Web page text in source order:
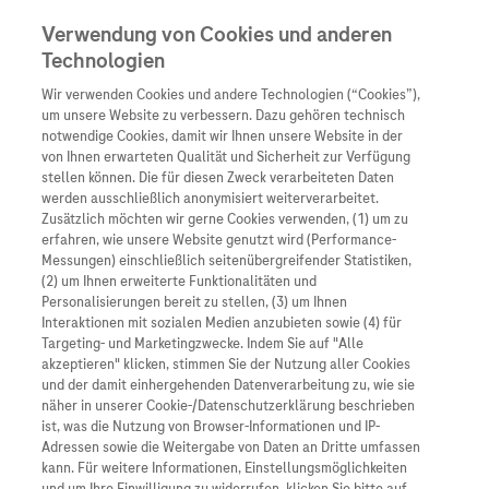
Unternehmen
Übersicht
Wer wir sind
Was uns antreibt
Unsere Standorte
Roche Stories
Events
Innovation
Übersicht
Forschung
Personalisierte
Digitalisierung
Blog Zukunftslabor
Übersicht
Unser Service für
Informationen zu
Diagnostik ist
Klinische Studien
Arzneimittel
Übersicht
Arzneimittel A-Z
Roche Pipeline
Roche Fachportal
Diagnostik
Kontakt
Presse
Karriere
Roche-Konzern investiert 75 Millionen Euro in
neuen Campus am Standort Ludwigsburg. Rund
500 Mitarbeiter:innen entwickeln und
Verwendung von Cookies und anderen
Technologien
Wir verwenden Cookies und andere Technologien (“Cookies”),
um unsere Website zu verbessern. Dazu gehören technisch
notwendige Cookies, damit wir Ihnen unsere Website in der
von Ihnen erwarteten Qualität und Sicherheit zur Verfügung
stellen können. Die für diesen Zweck verarbeiteten Daten
werden ausschließlich anonymisiert weiterverarbeitet.
Zusätzlich möchten wir gerne Cookies verwenden, (1) um zu
erfahren, wie unsere Website genutzt wird (Performance-
Messungen) einschließlich seitenübergreifender Statistiken,
(2) um Ihnen erweiterte Funktionalitäten und
Personalisierungen bereit zu stellen, (3) um Ihnen
Interaktionen mit sozialen Medien anzubieten sowie (4) für
Targeting- und Marketingzwecke. Indem Sie auf "Alle
akzeptieren" klicken, stimmen Sie der Nutzung aller Cookies
und der damit einhergehenden Datenverarbeitung zu, wie sie
näher in unserer Cookie-/Datenschutzerklärung beschrieben
ist, was die Nutzung von Browser-Informationen und IP-
Adressen sowie die Weitergabe von Daten an Dritte umfassen
kann. Für weitere Informationen, Einstellungsmöglichkeiten